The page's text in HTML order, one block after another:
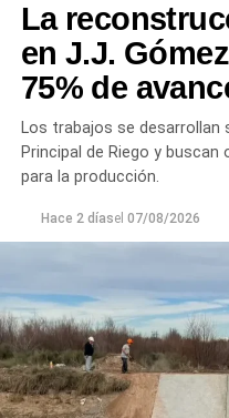
La
en J.J.
75% de
Los trabajos se desarrollan
Principal de Riego y
para la producción.
Hace 2 díasel 07/08/2026